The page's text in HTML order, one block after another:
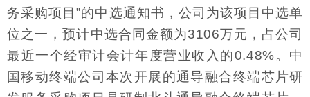
务采购项目”的中选通知书，公司为该项目中选单
位之一，预计中选合同金额为3106万元，占公司
最近一个经审计会计年度营业收入的0.48%。中
国移动终端公司本次开展的通导融合终端芯片研